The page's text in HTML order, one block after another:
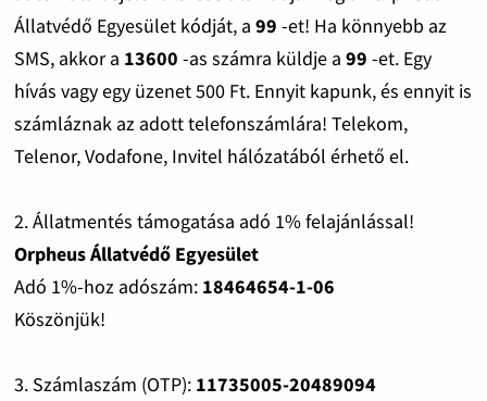
Állatvédő Egyesület kódját, a 99 -et! Ha könnyebb az
SMS, akkor a 13600 -as számra küldje a 99 -et. Egy
hívás vagy egy üzenet 500 Ft. Ennyit kapunk, és ennyit is
számláznak az adott telefonszámlára! Telekom,
Telenor, Vodafone, Invitel hálózatából érhető el.
2. Állatmentés támogatása adó 1% felajánlással!
Orpheus Állatvédő Egyesület
Adó 1%-hoz adószám: 18464654-1-06
Köszönjük!
3. Számlaszám (OTP): 11735005-20489094